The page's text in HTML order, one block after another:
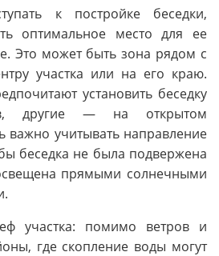
к постройке беседки,
оптимальное место для ее
Это может быть зона рядом с
участка или на его краю.
установить беседку
другие — на открытом
важно учитывать направление
беседка не была подвержена
прямыми солнечными
участка: помимо ветров и
где скопление воды могут